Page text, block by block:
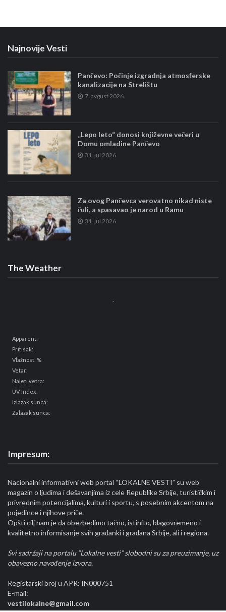
Najnovije Vesti
Pančevo: Počinje izgradnja atmosferske
kanalizacije na Strelištu
7. avgust 2026.
„Lepo leto“ donosi književne večeri u
Domu omladine Pančevo
31. jul 2026.
Za ovog Pančevca verovatno nikad niste
čuli, a spasavao je narod u Ramu
31. jul 2026.
The Weather
Apparent:
Pritisak:
Vlažnost: %
Vetar:
Naleti vetra:
UV-Index:
Izlazak sunca:
Zalazak sunca:
Impresum:
Nacionalni informativni web portal “LOKALNE VESTI” su web
magazin o ljudima i dešavanjima iz cele Republike Srbije, turističkim i
privrednim potencijalima, kulturi i sportu, s posebnim akcentom na
pojedince i njihove priče.
Opšti cilj nam je da obezbedimo tačno, istinito, blagovremeno i
kvalitetno informisanje svih građanki i građana Srbije, ali i regiona.
Svi sadržaji na portalu “Lokalne vesti” slobodni su za preuzimanje, uz
obavezno navođenje izvora.
Registarski broj u APR: IN000751
E-mail:
vestilokalne@gmail.com